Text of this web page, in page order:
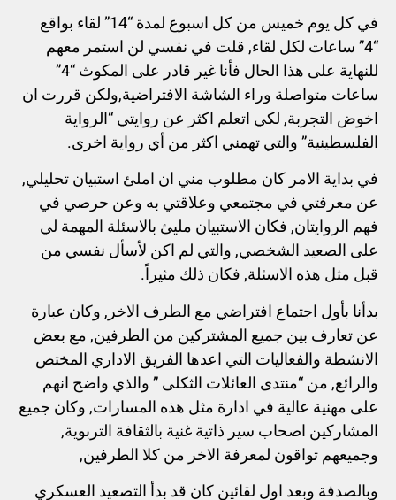
في كل يوم خميس من كل اسبوع لمدة “14” لقاء بواقع
“4” ساعات لكل لقاء, قلت في نفسي لن استمر معهم
للنهاية على هذا الحال فأنا غير قادر على المكوث “4”
ساعات متواصلة وراء الشاشة الافتراضية,ولكن قررت ان
اخوض التجربة, لكي اتعلم اكثر عن روايتي “الرواية
الفلسطينية” والتي تهمني اكثر من أي رواية اخرى.
في بداية الامر كان مطلوب مني ان املئ استبيان تحليلي,
عن معرفتي في مجتمعي وعلاقتي به وعن حرصي في
فهم الروايتان, فكان الاستبيان مليئ بالاسئلة المهمة لي
على الصعيد الشخصي, والتي لم اكن لأسأل نفسي من
قبل مثل هذه الاسئلة, فكان ذلك مثيراً.
بدأنا بأول اجتماع افتراضي مع الطرف الاخر, وكان عبارة
عن تعارف بين جميع المشتركين من الطرفين, مع بعض
الانشطة والفعاليات التي اعدها الفريق الاداري المختص
والرائع, من “منتدى العائلات الثكلى ” والذي واضح انهم
على مهنية عالية في ادارة مثل هذه المسارات, وكان جميع
المشاركين اصحاب سير ذاتية غنية بالثقافة التربوية,
وجميعهم تواقون لمعرفة الاخر من كلا الطرفين,
وبالصدفة وبعد اول لقائين كان قد بدأ التصعيد العسكري